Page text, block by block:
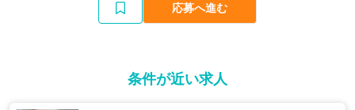
応募へ進む
条件が近い求人